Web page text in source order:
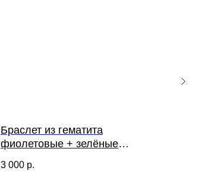
Браслет из гематита
фиолетовые + зелёные
3 000 р.